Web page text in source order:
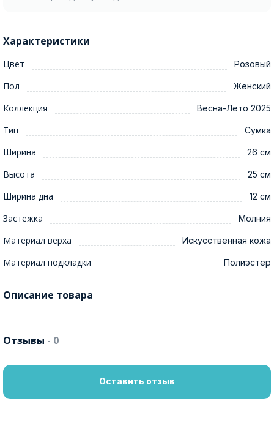
Характеристики
Цвет Розовый
Пол Женский
Коллекция Весна-Лето 2025
Тип Сумка
Ширина 26 см
Высота 25 см
Ширина дна 12 см
Застежка Молния
Материал верха Искусственная кожа
Материал подкладки Полиэстер
Описание товара
Отзывы - 0
Оставить отзыв